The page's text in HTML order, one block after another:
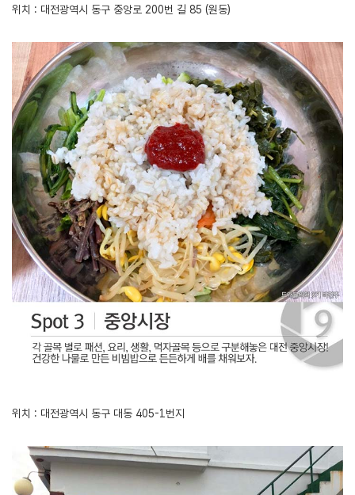
위치 : 대전광역시 동구 중앙로 200번 길 85 (원동)
위치 : 대전광역시 동구 대동 405-1번지